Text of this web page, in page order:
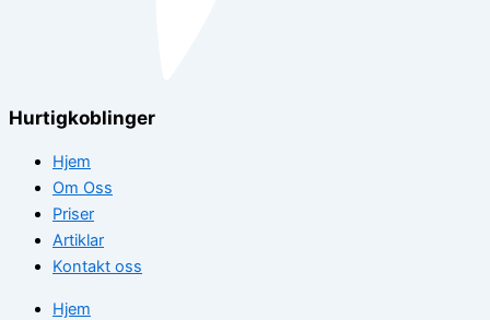
Hurtigkoblinger
Hjem
Om Oss
Priser
Artiklar
Kontakt oss
Hjem